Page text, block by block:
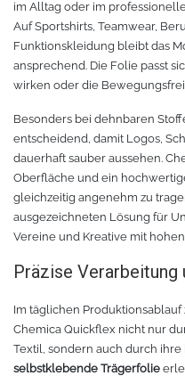
im Alltag oder im
Auf Sportshirts, Teamwear,
Funktionskleidung bleibt das
ansprechend. Die Folie passt
wirken oder die
Besonders bei dehnbaren
entscheidend, damit Logos,
dauerhaft sauber aussehen.
Oberfläche und ein
gleichzeitig angenehm zu
ausgezeichneten Lösung für
Vereine und Kreative mit
Präzise Verarbeitung
Im täglichen
Chemica Quickflex nicht nur
Textil, sondern auch durch
selbstklebende Trägerfolie